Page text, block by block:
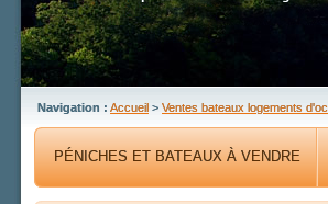
Navigation : Accueil > Ventes bateaux logements
PÉNICHES ET BATEAUX À VENDRE